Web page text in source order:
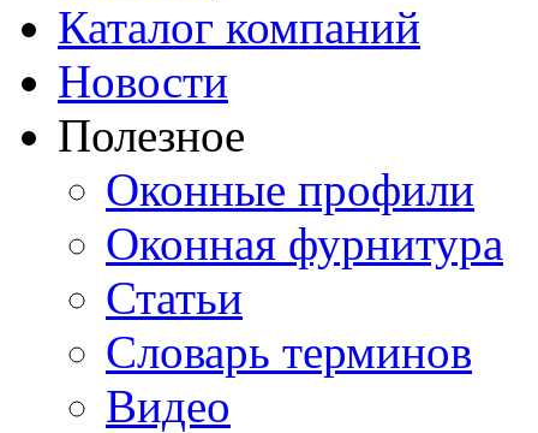
Каталог компаний
Новости
Полезное
Оконные профили
Оконная фурнитура
Статьи
Словарь терминов
Видео